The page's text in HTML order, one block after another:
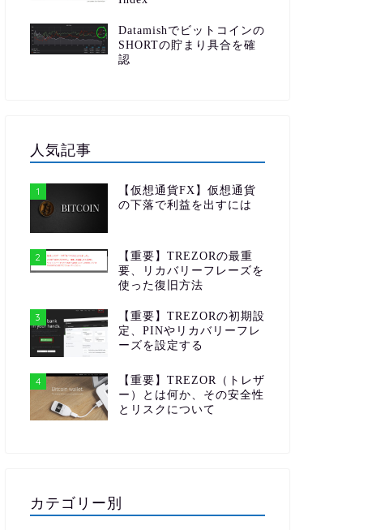
Datamishでビットコインの
SHORTの貯まり具合を確
認
人気記事
1
【仮想通貨FX】仮想通貨
の下落で利益を出すには
2
【重要】TREZORの最重
要、リカバリーフレーズを
使った復旧方法
3
【重要】TREZORの初期設
定、PINやリカバリーフレ
ーズを設定する
4
【重要】TREZOR（トレザ
ー）とは何か、その安全性
とリスクについて
カテゴリー別